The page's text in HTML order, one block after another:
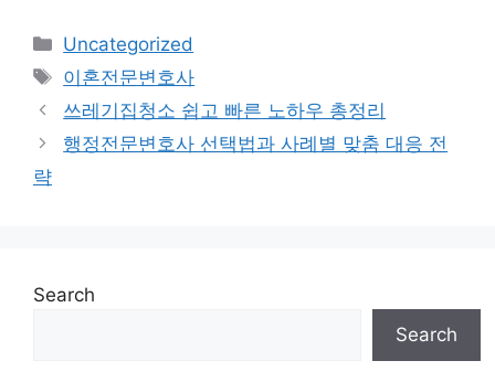
Categories
Uncategorized
Tags
이혼전문변호사
쓰레기집청소 쉽고 빠른 노하우 총정리
행정전문변호사 선택법과 사례별 맞춤 대응 전
략
Search
Search